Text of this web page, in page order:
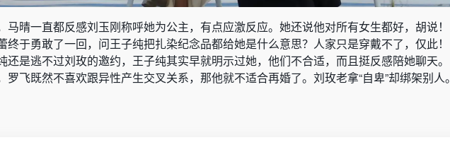
马晴一直都反感刘玉刚称呼她为公主，有点应激反应。她还说他对所有女生都好，胡说！
终于勇敢了一回，问王子纯把扎染纪念品都给她是什么意思？人家只是穿戴不了，仅此！
还是逃不过刘玫的邀约，王子纯其实早就明示过她，他们不合适，而且挺反感陪她聊天。
罗飞既然不喜欢跟异性产生交叉关系，那他就不适合再婚了。刘玫老拿“自卑”却绑架别人。